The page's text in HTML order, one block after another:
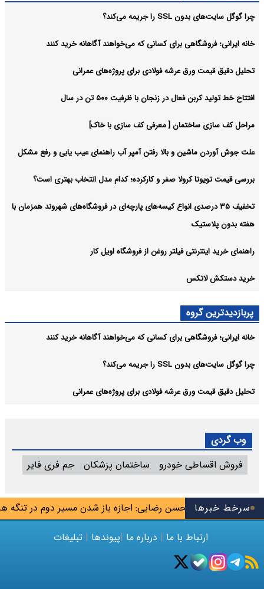
سرخط خبرهامحسن رضایی: اجازه باز شدن مسیر دوم در تنگه هرمز را تیم
چرا گوگل سایت‌های بدون SSL را جریمه می‌کند؟
خانه ایرانی؛ فروشگاهی برای کسانی که می‌خواهند آگاهانه خرید کنند
تحلیل دقیق قیمت ورق عرشه فولادی برای پروژه‌های عمرانی
افتتاح خط تولید کربن فعال در زنجان با ظرفیت ۵۰۰ تن در سال
مراحل کف سازی ساختمان [ معرفی کف سازی با خاک]
علت جوش آوردن ماشین و بالا رفتن آمپر آب راهنمای عیب یابی و رفع مشکل
بررسی قیمت تویوتا کرولا صفر و کارکرده؛ کدام مدل انتخاب بهتری است؟
تخفیف ۳۵ درصدی انواع کیسه‌های پارچه‌ای در فروشگاه‌های شهروند همزمان با
هفته بدون پلاستیک
راهنمای خرید اینترنتی فیلتر روغن از فروشگاه اویل کار
خرید دستکش لاتکس
پربازدیدترین گروه
خانه ایرانی؛ فروشگاهی برای کسانی که می‌خواهند آگاهانه خرید کنند
چرا گوگل سایت‌های بدون SSL را جریمه می‌کند؟
تحلیل دقیق قیمت ورق عرشه فولادی برای پروژه‌های عمرانی
وب گردی
فروش اقساطی خودرو
ساختمان پزشکان جم فری فایر
ارتباط با ما | درباره ما |پیوندها | تبلیغات